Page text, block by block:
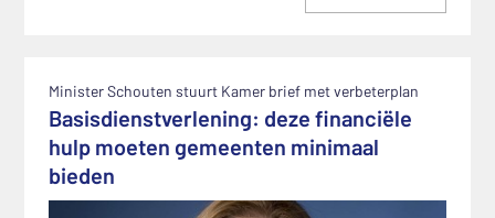
Minister Schouten stuurt Kamer brief met verbeterplan
Basisdienstverlening: deze financiële
hulp moeten gemeenten minimaal
bieden